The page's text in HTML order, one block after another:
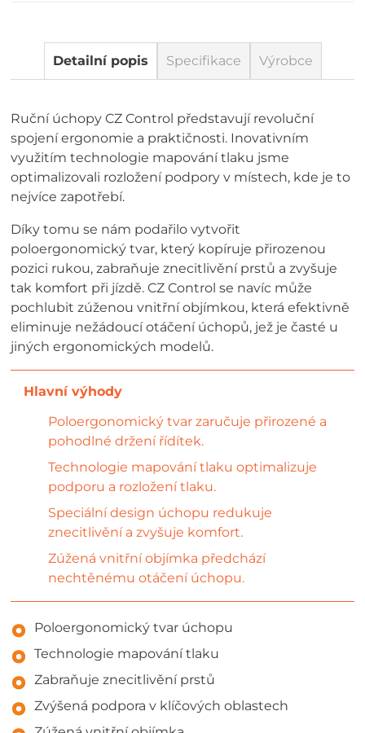
Detailní popis Specifikace Výrobce
Ruční úchopy CZ Control představují revoluční
spojení ergonomie a praktičnosti. Inovativním
využitím technologie mapování tlaku jsme
optimalizovali rozložení podpory v místech, kde je to
nejvíce zapotřebí.
Díky tomu se nám podařilo vytvořit
poloergonomický tvar, který kopíruje přirozenou
pozici rukou, zabraňuje znecitlivění prstů a zvyšuje
tak komfort při jízdě. CZ Control se navíc může
pochlubit zúženou vnitřní objímkou, která efektivně
eliminuje nežádoucí otáčení úchopů, jež je časté u
jiných ergonomických modelů.
Poloergonomický tvar zaručuje přirozené a
pohodlné držení řídítek.
Technologie mapování tlaku optimalizuje
podporu a rozložení tlaku.
Speciální design úchopu redukuje
znecitlivění a zvyšuje komfort.
Zúžená vnitřní objímka předchází
nechtěnému otáčení úchopu.
Poloergonomický tvar úchopu
Technologie mapování tlaku
Zabraňuje znecitlivění prstů
Zvýšená podpora v klíčových oblastech